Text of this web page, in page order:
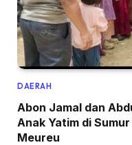
DAERAH
Abon Jamal dan
Anak Yatim di
Meureu